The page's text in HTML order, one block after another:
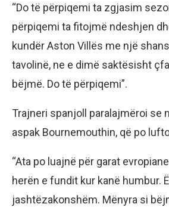
“Do të përpiqemi ta zgjasim
përpiqemi ta fitojmë ndeshjen
kundër Aston Villës me një
tavolinë, ne e dimë saktësisht
bëjmë. Do të përpiqemi”.
Trajneri spanjoll paralajmëroi se
aspak Bournemouthin, që po
“Ata po luajnë për garat
herën e fundit kur kanë humbur.
jashtëzakonshëm. Mënyra si